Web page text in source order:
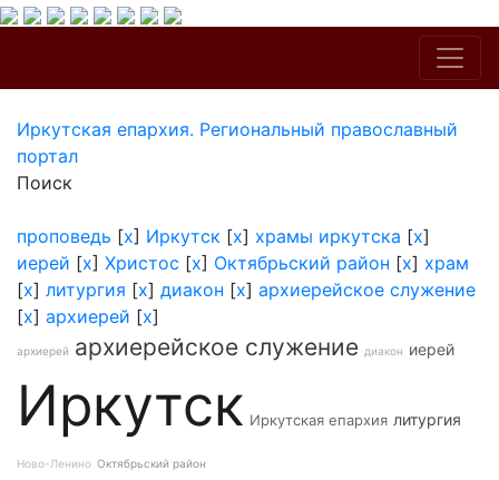
Иркутская епархия. Региональный православный
портал
Поиск
проповедь [x] Иркутск [x] храмы иркутска [x]
иерей [x] Христос [x] Октябрьский район [x] храм
[x] литургия [x] диакон [x] архиерейское служение
[x] архиерей [x]
архиерей архиерейское служение диакон иерей
Иркутск Иркутская епархия литургия
Ново-Ленино Октябрьский район